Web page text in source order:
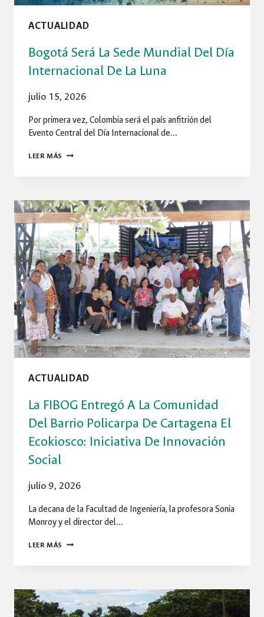
ACTUALIDAD
Bogotá Será La Sede Mundial Del Día
Internacional De La Luna
julio 15, 2026
Por primera vez, Colombia será el país anfitrión del
Evento Central del Día Internacional de…
LEER MÁS BOGOTÁ
MUNDIAL
DEL
DÍA
INTERNACIONAL
DE
LA
LUNA
ACTUALIDAD
La FIBOG Entregó A La Comunidad
Del Barrio Policarpa De Cartagena El
Ecokiosco: Iniciativa De Innovación
Social
julio 9, 2026
La decana de la Facultad de Ingenieria, la profesora Sonia
Monroy y el director del…
LEER MÁS LA
LA
COMUNIDAD